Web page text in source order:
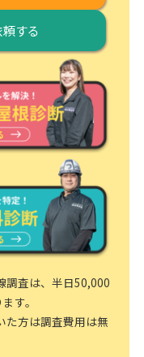
する
調査は、半日50,000
す。
た方は調査費用は無